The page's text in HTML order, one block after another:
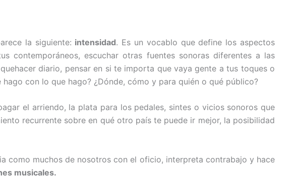
la siguiente: intensidad. Es un vocablo que define los aspectos
contemporáneos, escuchar otras fuentes sonoras diferentes a las
diario, pensar en si te importa que vaya gente a tus toques o
con lo que hago? ¿Dónde, cómo y para quién o qué público?
el arriendo, la plata para los pedales, sintes o vicios sonoros que
recurrente sobre en qué otro país te puede ir mejor, la posibilidad
como muchos de nosotros con el oficio, interpreta contrabajo y hace
musicales.